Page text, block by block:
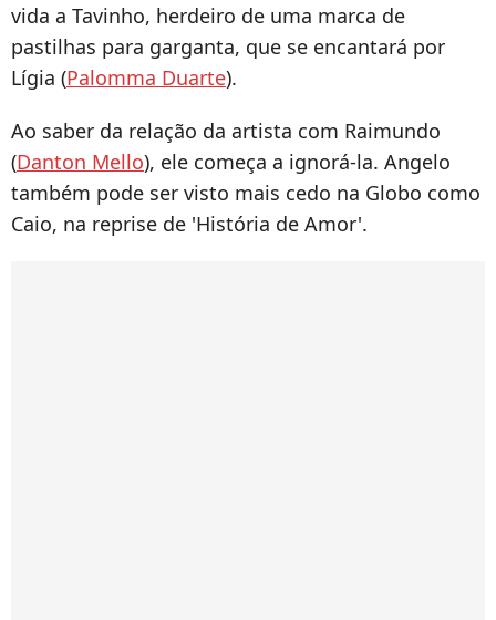
vida a Tavinho, herdeiro de uma marca de
pastilhas para garganta, que se encantará por
Lígia (Palomma Duarte).
Ao saber da relação da artista com Raimundo
(Danton Mello), ele começa a ignorá-la. Angelo
também pode ser visto mais cedo na Globo como
Caio, na reprise de 'História de Amor'.